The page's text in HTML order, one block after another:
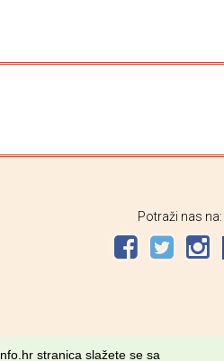
Potraži nas na:
stranica slažete se sa